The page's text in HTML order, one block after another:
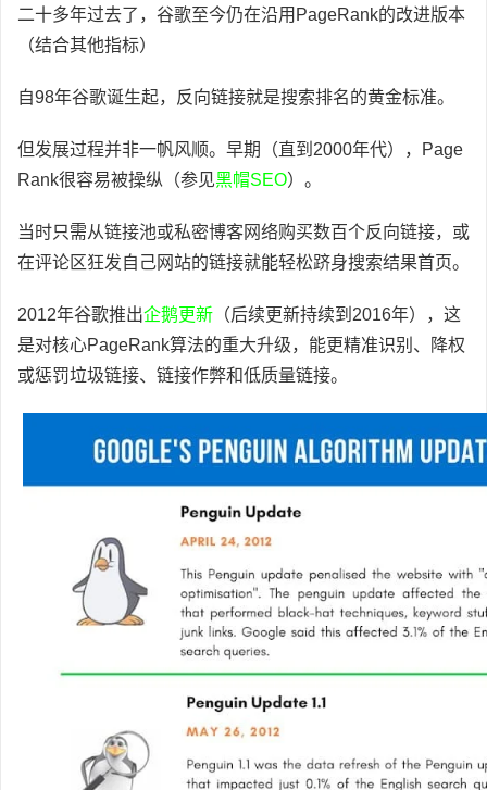
二十多年过去了，谷歌至今仍在沿用PageRank的改进版本
（结合其他指标）
自98年谷歌诞生起，反向链接就是搜索排名的黄金标准。
但发展过程并非一帆风顺。早期（直到2000年代），Page
Rank很容易被操纵（参见黑帽SEO）。
当时只需从链接池或私密博客网络购买数百个反向链接，或
在评论区狂发自己网站的链接就能轻松跻身搜索结果首页。
2012年谷歌推出企鹅更新 （后续更新持续到2016年），这
是对核心PageRank算法的重大升级，能更精准识别、降权
或惩罚垃圾链接、链接作弊和低质量链接。